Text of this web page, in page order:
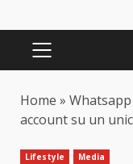
PRIMARY
Home »
account su un
Lifestyle Media